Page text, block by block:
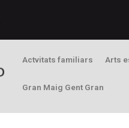
Actvitats familiars Arts
Gran Maig Gent Gran